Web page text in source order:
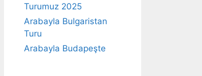
Turumuz 2025
Arabayla Bulgaristan
Turu
Arabayla Budapeşte